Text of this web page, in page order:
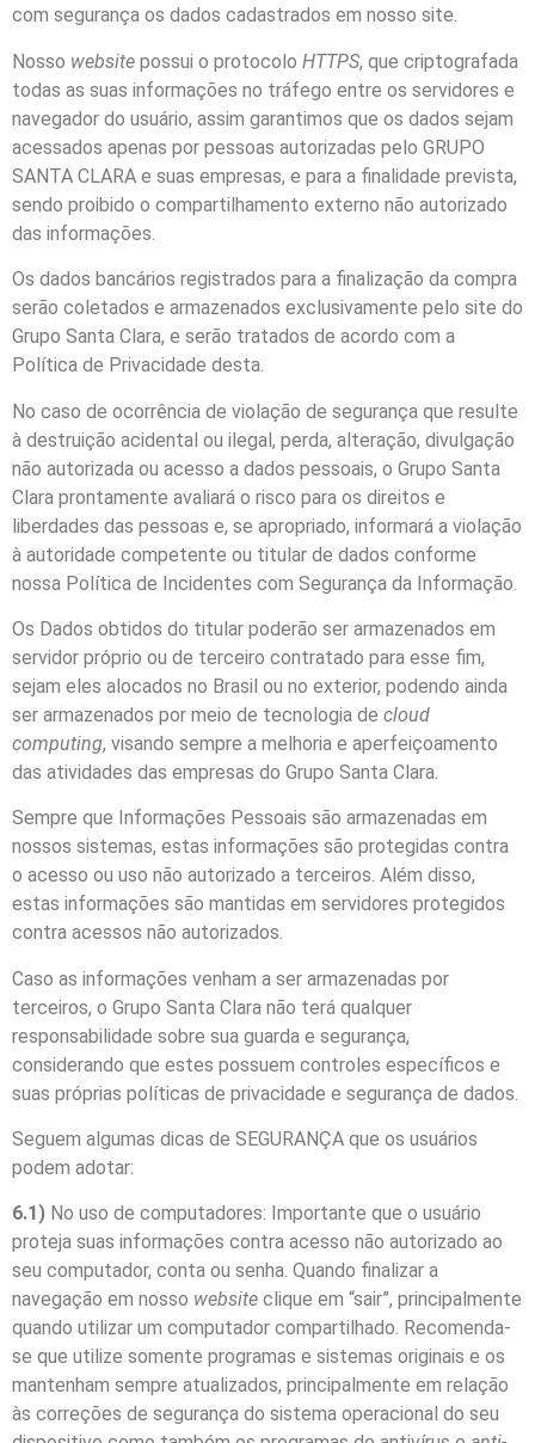
com segurança os dados cadastrados em nosso site.
Nosso website possui o protocolo HTTPS, que criptografada
todas as suas informações no tráfego entre os servidores e
navegador do usuário, assim garantimos que os dados sejam
acessados apenas por pessoas autorizadas pelo GRUPO
SANTA CLARA e suas empresas, e para a finalidade prevista,
sendo proibido o compartilhamento externo não autorizado
das informações.
Os dados bancários registrados para a finalização da compra
serão coletados e armazenados exclusivamente pelo site do
Grupo Santa Clara, e serão tratados de acordo com a
Política de Privacidade desta.
No caso de ocorrência de violação de segurança que resulte
à destruição acidental ou ilegal, perda, alteração, divulgação
não autorizada ou acesso a dados pessoais, o Grupo Santa
Clara prontamente avaliará o risco para os direitos e
liberdades das pessoas e, se apropriado, informará a violação
à autoridade competente ou titular de dados conforme
nossa Política de Incidentes com Segurança da Informação.
Os Dados obtidos do titular poderão ser armazenados em
servidor próprio ou de terceiro contratado para esse fim,
sejam eles alocados no Brasil ou no exterior, podendo ainda
ser armazenados por meio de tecnologia de cloud
computing, visando sempre a melhoria e aperfeiçoamento
das atividades das empresas do Grupo Santa Clara.
Sempre que Informações Pessoais são armazenadas em
nossos sistemas, estas informações são protegidas contra
o acesso ou uso não autorizado a terceiros. Além disso,
estas informações são mantidas em servidores protegidos
contra acessos não autorizados.
Caso as informações venham a ser armazenadas por
terceiros, o Grupo Santa Clara não terá qualquer
responsabilidade sobre sua guarda e segurança,
considerando que estes possuem controles específicos e
suas próprias políticas de privacidade e segurança de dados.
Seguem algumas dicas de SEGURANÇA que os usuários
podem adotar:
6.1) No uso de computadores: Importante que o usuário
proteja suas informações contra acesso não autorizado ao
seu computador, conta ou senha. Quando finalizar a
navegação em nosso website clique em “sair”, principalmente
quando utilizar um computador compartilhado. Recomenda-
se que utilize somente programas e sistemas originais e os
mantenham sempre atualizados, principalmente em relação
às correções de segurança do sistema operacional do seu